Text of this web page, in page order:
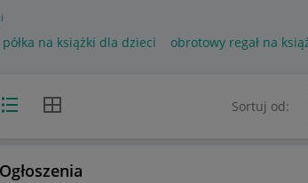
półka na książki dla dzieci obrotowy regał na
Widok listyWidok siatki Sortuj od:
Ogłoszenia